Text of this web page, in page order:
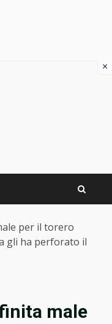
per il torero
gli ha perforato il
male
×